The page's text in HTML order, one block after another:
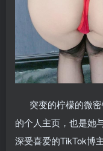
突变的柠檬的微密
的个人主页，也是她
深受喜爱的TikTok博